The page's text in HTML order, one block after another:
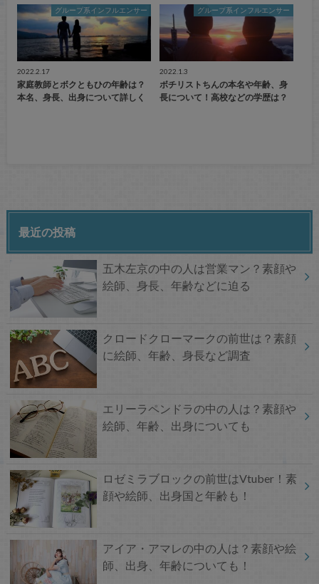
グループ系インフルエンサー
2022.2.17
家庭教師とボクともひの年齢は？
本名、身長、出身について詳しく
グループ系インフルエンサー
2022.1.3
ボチリストちんの本名や年齢、身
長について！高校などの学歴は？
最近の投稿
五木左京の中の人は営業マン？素顔や
絵師、身長、年齢などに迫る
クロードクローマークの前世は？素顔
に絵師、年齢、身長など調査
エリーラペンドラの中の人は？素顔や
絵師、年齢、出身についても
ロゼミラブロックの前世はVtuber！素
顔や絵師、出身国と年齢も！
アイア・アマレの中の人は？素顔や絵
師、出身、年齢についても！